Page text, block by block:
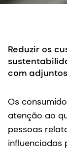
Reduzir os
com adjuntos
Os
atenção ao
pessoas
influenciadas